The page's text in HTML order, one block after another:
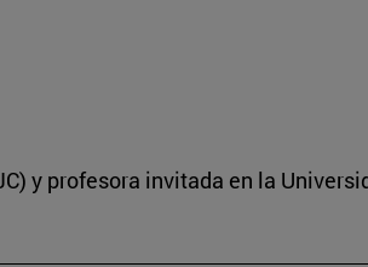
y profesora invitada en la